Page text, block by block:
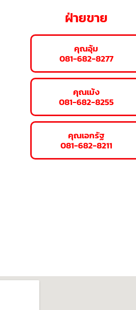
ฝ่ายขาย
คุณอุ้ม
081-682-8277
คุณเม้ง
081-682-8255
คุณเอกรัฐ
081-682-8211